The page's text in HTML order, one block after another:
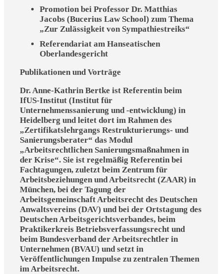
Promotion bei Professor Dr. Matthias
Jacobs (Bucerius Law School) zum Thema
„Zur Zulässigkeit von Sympathiestreiks“
Referendariat am Hanseatischen
Oberlandesgericht
Publikationen und Vorträge
Dr. Anne-Kathrin Bertke ist Referentin beim
IfUS-Institut (Institut für
Unternehmenssanierung und -entwicklung) in
Heidelberg und leitet dort im Rahmen des
„Zertifikatslehrgangs Restrukturierungs- und
Sanierungsberater“ das Modul
„Arbeitsrechtlichen Sanierungsmaßnahmen in
der Krise“. Sie ist regelmäßig Referentin bei
Fachtagungen, zuletzt beim Zentrum für
Arbeitsbeziehungen und Arbeitsrecht (ZAAR) in
München, bei der Tagung der
Arbeitsgemeinschaft Arbeitsrecht des Deutschen
Anwaltsvereins (DAV) und bei der Ortstagung des
Deutschen Arbeitsgerichtsverbandes, beim
Praktikerkreis Betriebsverfassungsrecht und
beim Bundesverband der Arbeitsrechtler in
Unternehmen (BVAU) und setzt in
Veröffentlichungen Impulse zu zentralen Themen
im Arbeitsrecht.